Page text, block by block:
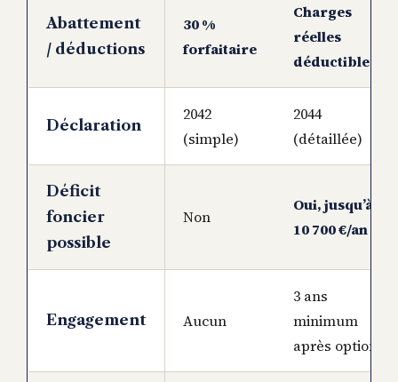
Abattement
/ déductions
30 %
forfaitaire
Charges
réelles
déductibles
Déclaration
2042
(simple)
2044
(détaillée)
Déficit
foncier
possible
Non
Oui, jusqu’à
10 700 €/an
Engagement Aucun
3 ans
minimum
après option